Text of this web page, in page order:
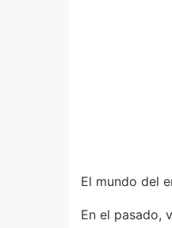
El mundo del
En el pasado,